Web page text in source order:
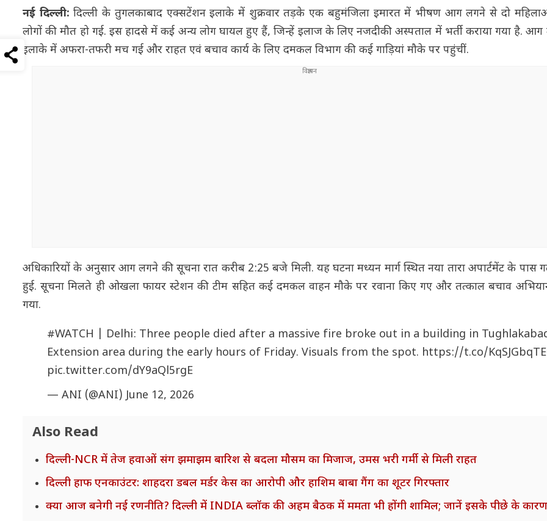
नई दिल्ली:दिल्ली के तुगलकाबाद एक्सटेंशन इलाके में शुक्रवार तड़के एक बहुमंजिला इमारत में भीषण आग लगने से दो
लोगों की मौत हो गई. इस हादसे में कई अन्य लोग घायल हुए हैं, जिन्हें इलाज के लिए नजदीकी अस्पताल में भर्ती कराया गया है.
इलाके में अफरा-तफरी मच गई और राहत एवं बचाव कार्य के लिए दमकल विभाग की कई गाड़ियां मौके पर पहुंचीं.
अधिकारियों के अनुसार आग लगने की सूचना रात करीब 2:25 बजे मिली. यह घटना मध्यन मार्ग स्थित नया तारा अपार्टमेंट के पास
हुई. सूचना मिलते ही ओखला फायर स्टेशन की टीम सहित कई दमकल वाहन मौके पर रवाना किए गए और तत्काल बचाव
गया.
#WATCH | Delhi: Three people died after a massive fire broke out in a building in
Extension area during the early hours of Friday. Visuals from the spot. https://t.co/
pic.twitter.com/dY9aQl5rgE
— ANI (@ANI)June 12, 2026
Also Read
दिल्ली-NCR में तेज हवाओं संग झमाझम बारिश से बदला मौसम का मिजाज, उमस भरी गर्मी से मिली राहत
दिल्ली हाफ एनकाउंटर: शाहदरा डबल मर्डर केस का आरोपी और हाशिम बाबा गैंग का शूटर गिरफ्तार
क्या आज बनेगी नई रणनीति? दिल्ली में INDIA ब्लॉक की अहम बैठक में ममता भी होंगी शामिल; जानें इसके पीछे के कारण